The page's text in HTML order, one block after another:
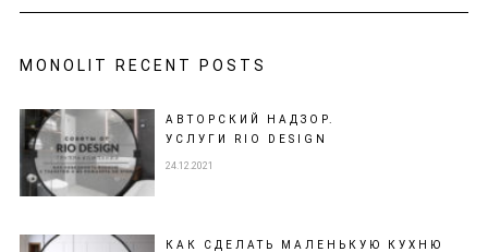
MONOLIT RECENT POSTS
АВТОРСКИЙ НАДЗОР.
УСЛУГИ RIO DESIGN
24.12.2021
КАК СДЕЛАТЬ МАЛЕНЬКУЮ КУХНЮ